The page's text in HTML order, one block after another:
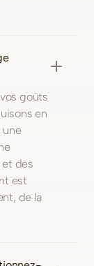
goûts
en
une
et des
est
de la